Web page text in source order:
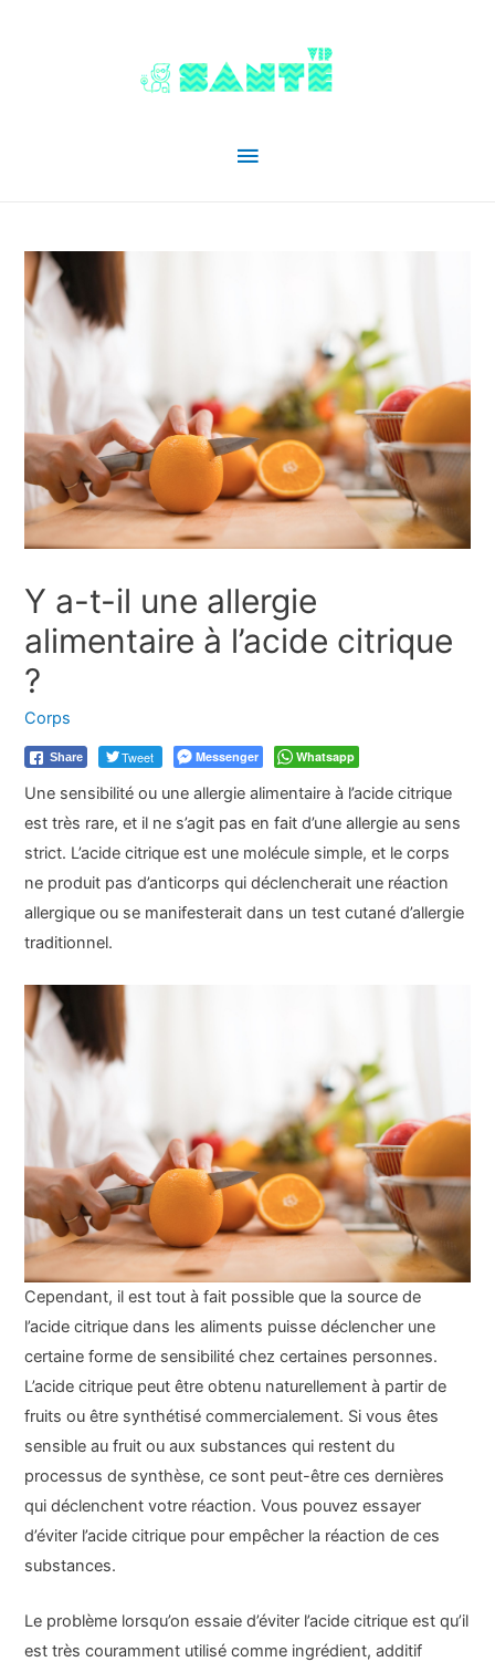
Menu
Y a-t-il une allergie
alimentaire à l’acide citrique
?
Corps
Share Tweet Messenger Whatsapp
Une sensibilité ou une allergie alimentaire à l’acide citrique
est très rare, et il ne s’agit pas en fait d’une allergie au sens
strict. L’acide citrique est une molécule simple, et le corps
ne produit pas d’anticorps qui déclencherait une réaction
allergique ou se manifesterait dans un test cutané d’allergie
traditionnel.
Cependant, il est tout à fait possible que la source de
l’acide citrique dans les aliments puisse déclencher une
certaine forme de sensibilité chez certaines personnes.
L’acide citrique peut être obtenu naturellement à partir de
fruits ou être synthétisé commercialement. Si vous êtes
sensible au fruit ou aux substances qui restent du
processus de synthèse, ce sont peut-être ces dernières
qui déclenchent votre réaction. Vous pouvez essayer
d’éviter l’acide citrique pour empêcher la réaction de ces
substances.
Le problème lorsqu’on essaie d’éviter l’acide citrique est qu’il
est très couramment utilisé comme ingrédient, additif